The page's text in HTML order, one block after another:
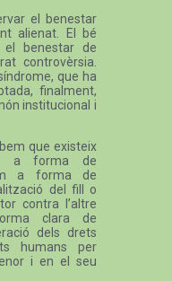
el benestar
alienat. El bé
benestar de
controvèrsia.
que ha
finalment,
institucional i
que existeix
a forma de
a forma de
del fill o
contra l’altre
clara de
dels drets
humans per
i en el seu